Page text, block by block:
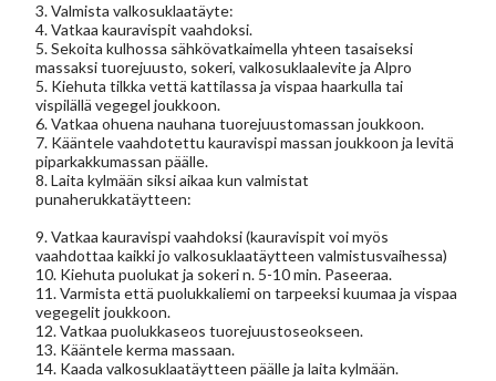
3. Valmista valkosuklaatäyte:
4. Vatkaa kauravispit vaahdoksi.
5. Sekoita kulhossa sähkövatkaimella yhteen tasaiseksi
massaksi tuorejuusto, sokeri, valkosuklaalevite ja Alpro
5. Kiehuta tilkka vettä kattilassa ja vispaa haarkulla tai
vispilällä vegegel joukkoon.
6. Vatkaa ohuena nauhana tuorejuustomassan joukkoon.
7. Kääntele vaahdotettu kauravispi massan joukkoon ja levitä
piparkakkumassan päälle.
8. Laita kylmään siksi aikaa kun valmistat
punaherukkatäytteen:
9. Vatkaa kauravispi vaahdoksi (kauravispit voi myös
vaahdottaa kaikki jo valkosuklaatäytteen valmistusvaihessa)
10. Kiehuta puolukat ja sokeri n. 5-10 min. Paseeraa.
11. Varmista että puolukkaliemi on tarpeeksi kuumaa ja vispaa
vegegelit joukkoon.
12. Vatkaa puolukkaseos tuorejuustoseokseen.
13. Kääntele kerma massaan.
14. Kaada valkosuklaatäytteen päälle ja laita kylmään.